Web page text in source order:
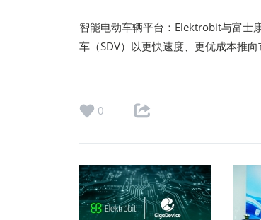
智能电动车辆平台：Elektrobit与富士
车（SDV）以更快速度、更优成本推向
0